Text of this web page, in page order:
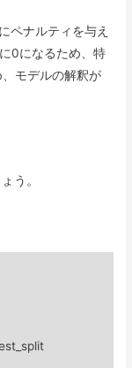
ペナルティを与え
0になるため、特
モデルの解釈が
う。